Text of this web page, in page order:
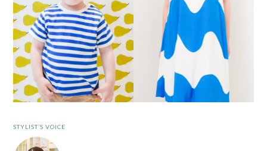
STYLIST’S VOICE